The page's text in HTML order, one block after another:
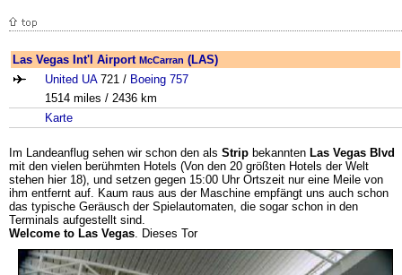
Las Vegas Int'l Airport McCarran (LAS)
United UA721 / Boeing 757
1514 miles / 2436 km
Karte
Im Landeanflug sehen wir schon den als Strip bekannten Las Vegas Blvd
mit den vielen berühmten Hotels (Von den 20 größten Hotels der Welt
stehen hier 18), und setzen gegen 15:00 Uhr Ortszeit nur eine Meile von
ihm entfernt auf. Kaum raus aus der Maschine empfängt uns auch schon
das typische Geräusch der Spielautomaten, die sogar schon in den
Terminals aufgestellt sind.
Welcome to Las Vegas. Dieses Tor